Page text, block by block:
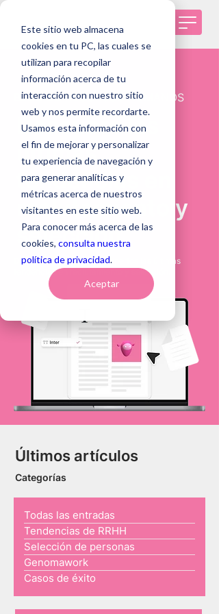
Este sitio web almacena
cookies en tu PC, las cuales se
utilizan para recopilar
información acerca de tu
interacción con nuestro sitio
web y nos permite recordarte.
Usamos esta información con
el fin de mejorar y personalizar
tu experiencia de navegación y
para generar analíticas y
métricas acerca de nuestros
visitantes en este sitio web.
Para conocer más acerca de las
cookies, consulta nuestra
política de privacidad.
Aceptar
BLOG DE RECURSOS HUMANOS
Descubre las
últimas
tendencias en
reclutamiento y
selección
De la mano de nuestros expertos las últimas
tendencias en reclutamiento y selección.
Últimos artículos
Categorías
Todas las entradas
Tendencias de RRHH
Selección de personas
Genomawork
Casos de éxito